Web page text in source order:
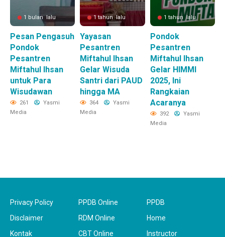
1 bulan lalu
Pesan Pengasuh
Pondok
Pesantren
Miftahul Ihsan
untuk Para
Wisudawan
261
Yasmi
Media
1 tahun lalu
Yayasan
Pesantren
Miftahul Ihsan
Gelar Wisuda
Santri dari PAUD
hingga MA
364
Yasmi
Media
1 tahun lalu
Pondok
Pesantren
Miftahul Ihsan
Gelar HIMMI
2025, Ini
Rangkaian
Acaranya
392
Yasmi
Media
Privacy Policy
Disclaimer
Kontak
PPDB Online
RDM Online
CBT Online
PPDB
Home
Instructor